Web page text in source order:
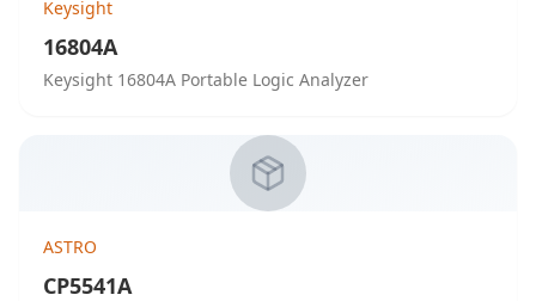
Keysight
16804A
Keysight 16804A Portable Logic Analyzer
ASTRO
CP5541A